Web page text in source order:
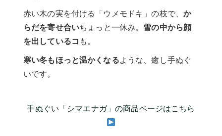
赤い木の実を付ける「ウメモドキ」の枝で、 か
らだを寄せ合いちょっと一休み。 雪の中から顔
を出しているコ も。
寒い冬もほっと温かくなるような、癒し手ぬぐ
いです。
手ぬぐい「シマエナガ」の商品ページはこちら